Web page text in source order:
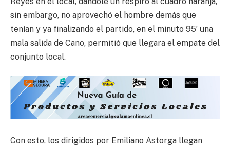
sin embargo, no aprovechó el hombre demás que
tenían y ya finalizando el partido, en el minuto 95’ una
mala salida de Cano, permitió que llegara el empate del
conjunto local.
Con esto, los dirigidos por Emiliano Astorga llegan